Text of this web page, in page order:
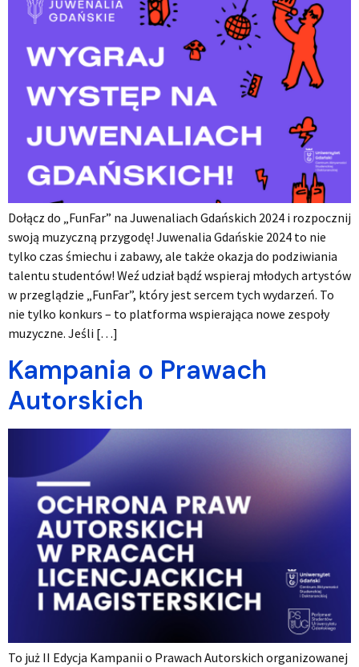
Dołącz do „FunFar” na Juwenaliach Gdańskich 2024 i rozpocznij
swoją muzyczną przygodę! Juwenalia Gdańskie 2024 to nie
tylko czas śmiechu i zabawy, ale także okazja do podziwiania
talentu studentów! Weź udział bądź wspieraj młodych artystów
w przeglądzie „FunFar”, który jest sercem tych wydarzeń. To
nie tylko konkurs – to platforma wspierająca nowe zespoły
muzyczne. Jeśli […]
Kampania o Prawach
Autorskich
To już II Edycja Kampanii o Prawach Autorskich organizowanej